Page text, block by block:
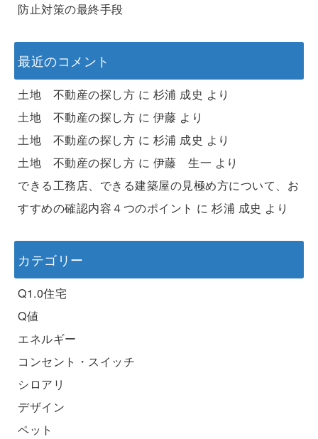
防止対策の最終手段
最近のコメント
土地 不動産の探し方 に 杉浦 成史 より
土地 不動産の探し方 に 伊藤 より
土地 不動産の探し方 に 杉浦 成史 より
土地 不動産の探し方 に 伊藤 生一 より
できる工務店、できる建築屋の見極め方について、お
すすめの確認内容４つのポイント に 杉浦 成史 より
カテゴリー
Q1.0住宅
Q値
エネルギー
コンセント・スイッチ
シロアリ
デザイン
ペット